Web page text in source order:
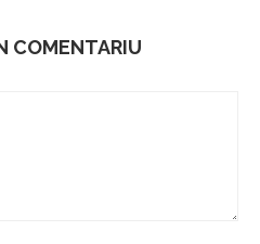
COMENTARIU